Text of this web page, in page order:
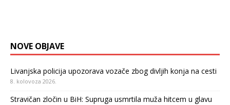
NOVE OBJAVE
Livanjska policija upozorava vozače zbog divljih konja na cesti
8. kolovoza 2026.
Stravičan zločin u BiH: Supruga usmrtila muža hitcem u glavu